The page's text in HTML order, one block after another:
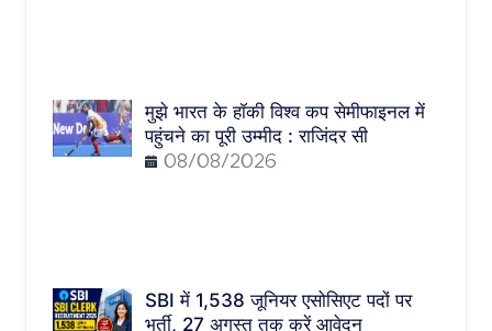
मुझे भारत के हॉकी विश्व कप सेमीफाइनल में
पहुंचने का पूरी उम्मीद : राजिंदर सी
08/08/2026
SBI में 1,538 जूनियर एसोसिएट पदों पर
भर्ती, 27 अगस्त तक करें आवेदन